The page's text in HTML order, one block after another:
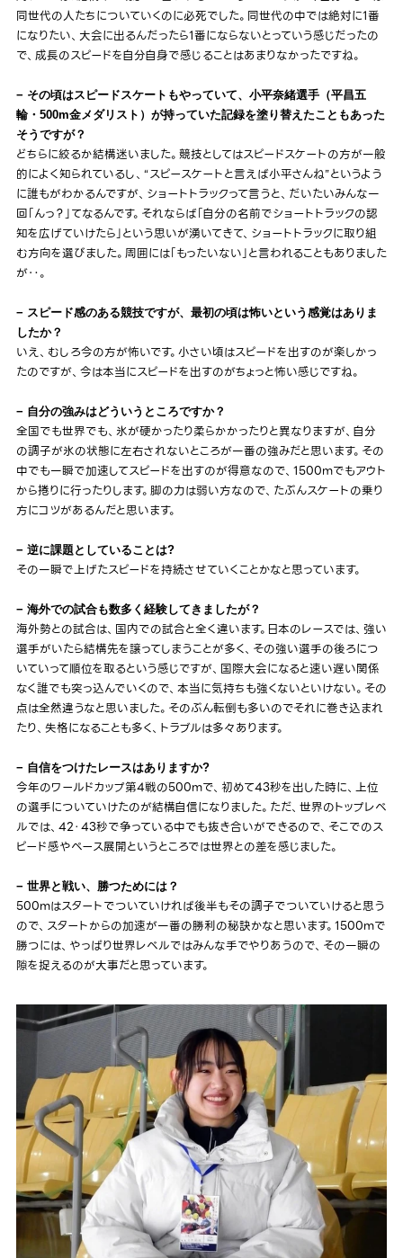
同世代の人たちについていくのに必死でした。同世代の中では絶対に1番
になりたい、大会に出るんだったら1番にならないとっていう感じだったの
で、成長のスピードを自分自身で感じることはあまりなかったですね。
− その頃はスピードスケートもやっていて、小平奈緒選手（平昌五
輪・500m金メダリスト）が持っていた記録を塗り替えたこともあった
そうですが？
どちらに絞るか結構迷いました。競技としてはスピードスケートの方が一般
的によく知られているし、“スピースケートと言えば小平さんね”というよう
に誰もがわかるんですが、ショートトラックって言うと、だいたいみんな一
回「んっ？」てなるんです。それならば「自分の名前でショートトラックの認
知を広げていけたら」という思いが湧いてきて、ショートトラックに取り組
む方向を選びました。周囲には「もったいない」と言われることもありました
が‥。
− スピード感のある競技ですが、最初の頃は怖いという感覚はありま
したか？
いえ、むしろ今の方が怖いです。小さい頃はスピードを出すのが楽しかっ
たのですが、今は本当にスピードを出すのがちょっと怖い感じですね。
− 自分の強みはどういうところですか？
全国でも世界でも、氷が硬かったり柔らかかったりと異なりますが、自分
の調子が氷の状態に左右されないところが一番の強みだと思います。その
中でも一瞬で加速してスピードを出すのが得意なので、1500mでもアウト
から捲りに行ったりします。脚の力は弱い方なので、たぶんスケートの乗り
方にコツがあるんだと思います。
− 逆に課題としていることは?
その一瞬で上げたスピードを持続させていくことかなと思っています。
− 海外での試合も数多く経験してきましたが？
海外勢との試合は、国内での試合と全く違います。日本のレースでは、強い
選手がいたら結構先を譲ってしまうことが多く、その強い選手の後ろにつ
いていって順位を取るという感じですが、国際大会になると速い遅い関係
なく誰でも突っ込んでいくので、本当に気持ちも強くないといけない。その
点は全然違うなと思いました。そのぶん転倒も多いのでそれに巻き込まれ
たり、失格になることも多く、トラブルは多々あります。
− 自信をつけたレースはありますか?
今年のワールドカップ第4戦の500mで、初めて43秒を出した時に、上位
の選手についていけたのが結構自信になりました。ただ、世界のトップレベ
ルでは、42・43秒で争っている中でも抜き合いができるので、そこでのス
ピード感やペース展開というところでは世界との差を感じました。
− 世界と戦い、勝つためには？
500mはスタートでついていければ後半もその調子でついていけると思う
ので、スタートからの加速が一番の勝利の秘訣かなと思います。1500mで
勝つには、やっぱり世界レベルではみんな手でやりあうので、その一瞬の
隙を捉えるのが大事だと思っています。